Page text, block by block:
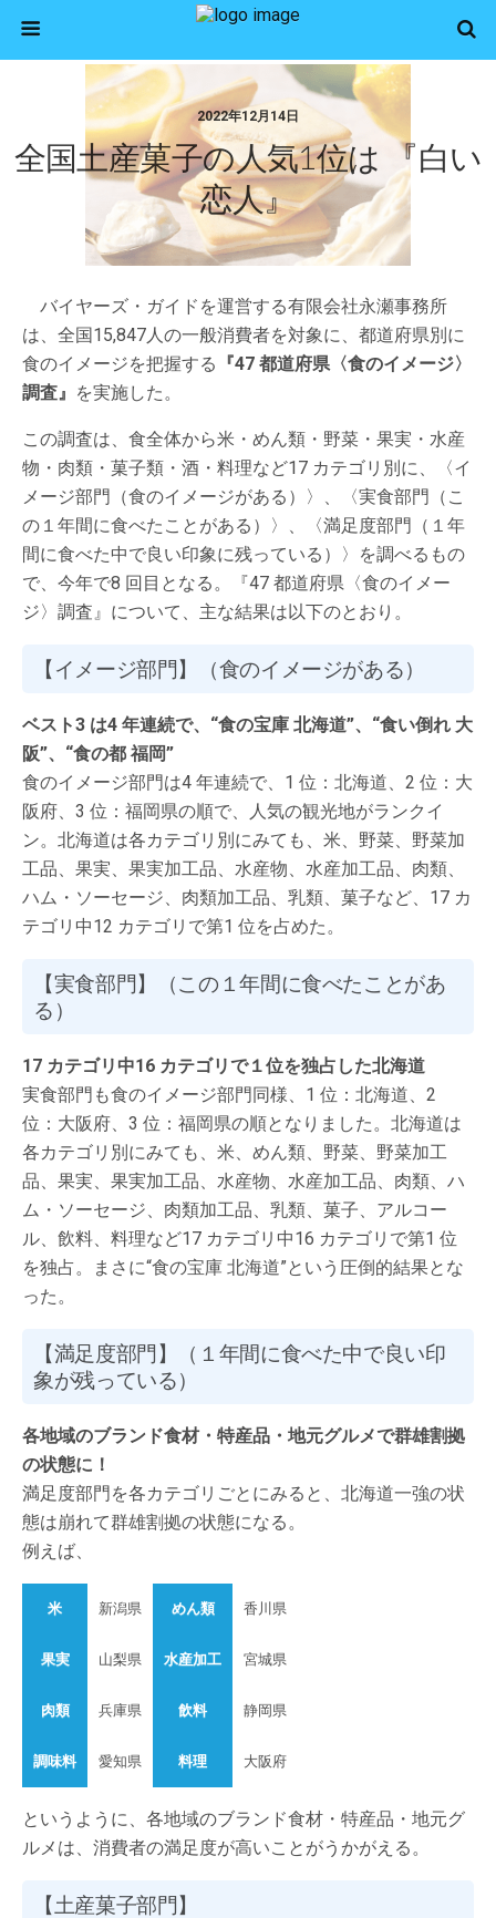
2022年12月14日
全国土産菓子の人気1位は 『白い
恋人』
バイヤーズ・ガイドを運営する有限会社永瀬事務所
は、全国15,847人の一般消費者を対象に、都道府県別に
食のイメージを把握する 『47 都道府県〈食のイメージ〉
調査』 を実施した。
この調査は、食全体から米・めん類・野菜・果実・水産
物・肉類・菓子類・酒・料理など17 カテゴリ別に、〈イ
メージ部門（食のイメージがある）〉、〈実食部門（こ
の１年間に食べたことがある）〉、〈満足度部門（１年
間に食べた中で良い印象に残っている）〉を調べるもの
で、今年で8 回目となる。『47 都道府県〈食のイメー
ジ〉調査』について、主な結果は以下のとおり。
【イメージ部門】（食のイメージがある）
ベスト3 は4 年連続で、“食の宝庫 北海道”、“食い倒れ 大
阪”、“食の都 福岡”
食のイメージ部門は4 年連続で、1 位：北海道、2 位：大
阪府、3 位：福岡県の順で、人気の観光地がランクイ
ン。北海道は各カテゴリ別にみても、米、野菜、野菜加
工品、果実、果実加工品、水産物、水産加工品、肉類、
ハム・ソーセージ、肉類加工品、乳類、菓子など、17 カ
テゴリ中12 カテゴリで第1 位を占めた。
【実食部門】（この１年間に食べたことがあ
る）
17 カテゴリ中16 カテゴリで１位を独占した北海道
実食部門も食のイメージ部門同様、1 位：北海道、2
位：大阪府、3 位：福岡県の順となりました。北海道は
各カテゴリ別にみても、米、めん類、野菜、野菜加工
品、果実、果実加工品、水産物、水産加工品、肉類、ハ
ム・ソーセージ、肉類加工品、乳類、菓子、アルコー
ル、飲料、料理など17 カテゴリ中16 カテゴリで第1 位
を独占。まさに“食の宝庫 北海道”という圧倒的結果とな
った。
【満足度部門】（１年間に食べた中で良い印
象が残っている）
各地域のブランド食材・特産品・地元グルメで群雄割拠
の状態に！
満足度部門を各カテゴリごとにみると、北海道一強の状
態は崩れて群雄割拠の状態になる。
例えば、
米 新潟県 めん類 香川県
果実 山梨県 水産加工 宮城県
肉類 兵庫県 飲料 静岡県
調味料 愛知県 料理 大阪府
というように、各地域のブランド食材・特産品・地元グ
ルメは、消費者の満足度が高いことがうかがえる。
【土産菓子部門】